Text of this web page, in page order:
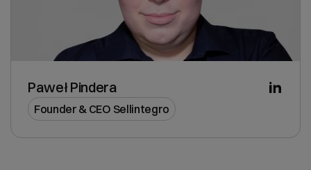
Paweł Pindera
Founder & CEO Sellintegro